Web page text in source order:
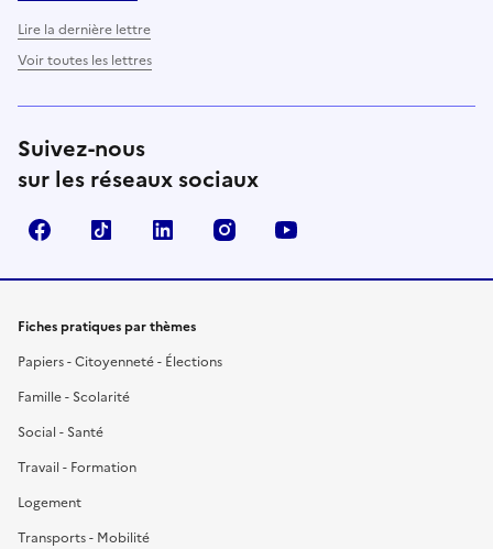
Lire la dernière lettre
Voir toutes les lettres
Suivez-nous
sur les réseaux sociaux
FacebookTikTok LinkedIn Instagram
Fiches pratiques par thèmes
Papiers - Citoyenneté - Élections
Famille - Scolarité
Social - Santé
Travail - Formation
Logement
Transports - Mobilité